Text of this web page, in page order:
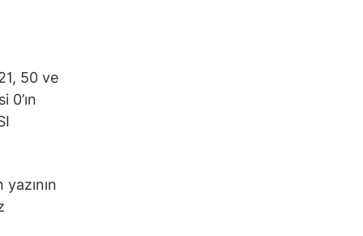
50 ve
0’ın